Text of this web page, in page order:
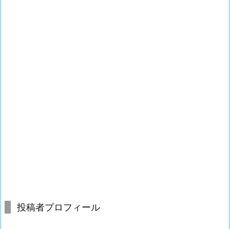
投稿者プロフィール